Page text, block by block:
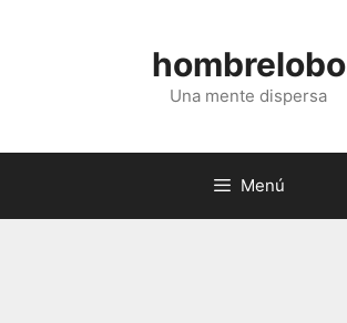
hombrelobo
Una mente dispersa
Menú